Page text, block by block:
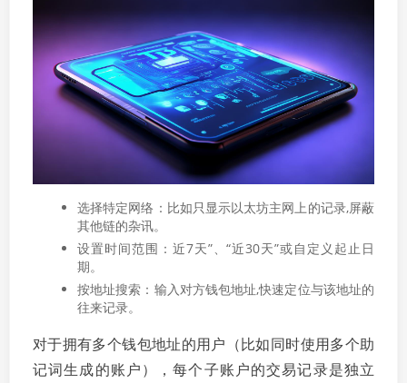
选择特定网络：比如只显示以太坊主网上的记录,屏蔽
其他链的杂讯。
设置时间范围：近7天”、“近30天”或自定义起止日
期。
按地址搜索：输入对方钱包地址,快速定位与该地址的
往来记录。
对于拥有多个钱包地址的用户（比如同时使用多个助
记词生成的账户），每个子账户的交易记录是独立